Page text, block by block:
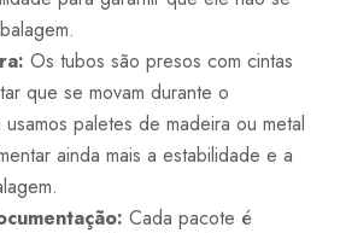
Os tubos são presos com cintas
que se movam durante o
usamos paletes de madeira ou metal
ainda mais a estabilidade e a
Cada pacote é